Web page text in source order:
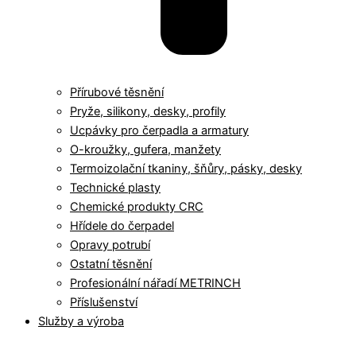
Přírubové těsnění
Pryže, silikony, desky, profily
Ucpávky pro čerpadla a armatury
O-kroužky, gufera, manžety
Termoizolační tkaniny, šňůry, pásky, desky
Technické plasty
Chemické produkty CRC
Hřídele do čerpadel
Opravy potrubí
Ostatní těsnění
Profesionální nářadí METRINCH
Příslušenství
Služby a výroba